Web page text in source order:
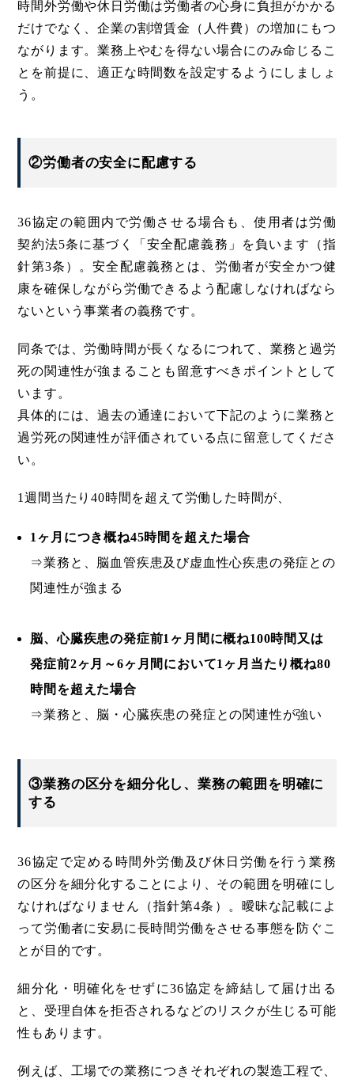
時間外労働や休日労働は労働者の心身に負担がかかる
だけでなく、企業の割増賃金（人件費）の増加にもつ
ながります。業務上やむを得ない場合にのみ命じるこ
とを前提に、適正な時間数を設定するようにしましょ
う。
②労働者の安全に配慮する
36協定の範囲内で労働させる場合も、使用者は労働
契約法5条に基づく「安全配慮義務」を負います（指
針第3条）。安全配慮義務とは、労働者が安全かつ健
康を確保しながら労働できるよう配慮しなければなら
ないという事業者の義務です。
同条では、労働時間が長くなるにつれて、業務と過労
死の関連性が強まることも留意すべきポイントとして
います。
具体的には、過去の通達において下記のように業務と
過労死の関連性が評価されている点に留意してくださ
い。
1週間当たり40時間を超えて労働した時間が、
1ヶ月につき概ね45時間を超えた場合
⇒業務と、脳血管疾患及び虚血性心疾患の発症との
関連性が強まる
脳、心臓疾患の発症前1ヶ月間に概ね100時間又は
発症前2ヶ月～6ヶ月間において1ヶ月当たり概ね80
時間を超えた場合
⇒業務と、脳・心臓疾患の発症との関連性が強い
③業務の区分を細分化し、業務の範囲を明確に
する
36協定で定める時間外労働及び休日労働を行う業務
の区分を細分化することにより、その範囲を明確にし
なければなりません（指針第4条）。曖昧な記載によ
って労働者に安易に長時間労働をさせる事態を防ぐこ
とが目的です。
細分化・明確化をせずに36協定を締結して届け出る
と、受理自体を拒否されるなどのリスクが生じる可能
性もあります。
例えば、工場での業務につきそれぞれの製造工程で、